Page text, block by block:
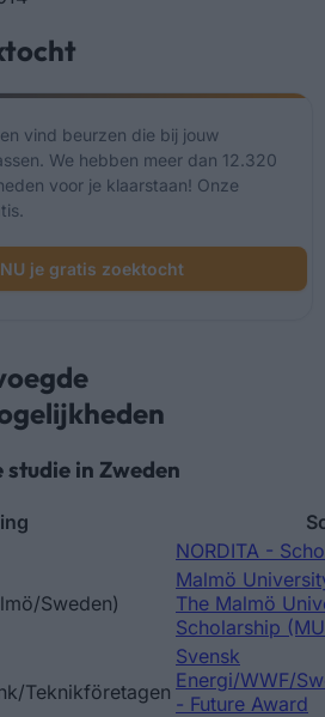
vind beurzen die bij jouw
We hebben meer dan 12.320
voor je klaarstaan! Onze
je gratis zoektocht
in Zweden
NORDITA -
Sweden)
Malmö
The Malmö
Scholarship
Teknikföretagen
Svensk
Energi/WWF/
- Future Award